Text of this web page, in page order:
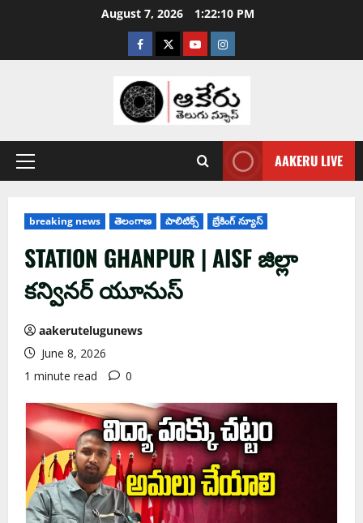
August 7, 2026 1:22:11 PM
AAKERU LIVE
breaking news తెలంగాణ పాలిటిక్స్ బ్రేకింగ్ న్యూస్
STATION GHANPUR | AISF జిల్లా
కన్వినర్ యూనుస్
aakerutelugunews
June 8, 2026
1 minute read
0